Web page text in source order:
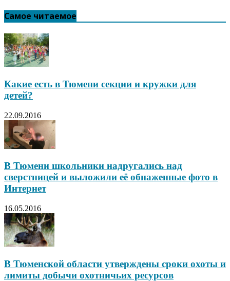
Самое читаемое
Какие есть в Тюмени секции и кружки для
детей?
22.09.2016
В Тюмени школьники надругались над
сверстницей и выложили её обнаженные фото в
Интернет
16.05.2016
В Тюменской области утверждены сроки охоты и
лимиты добычи охотничьих ресурсов